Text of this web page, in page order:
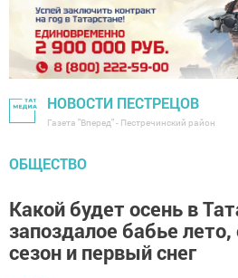
НОВОСТИ ПЕСТРЕЦОВ
Газета "Вперед" - Пестречинский район
ОБЩЕСТВО
Какой будет осень в
запоздалое бабье
сезон и первый снег